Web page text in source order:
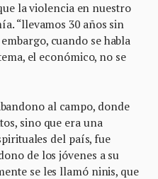
la violencia en nuestro
“llevamos 30 años sin
cuando se habla
el económico, no se
al campo, donde
sino que era una
del país, fue
de los jóvenes a su
se les llamó ninis, que